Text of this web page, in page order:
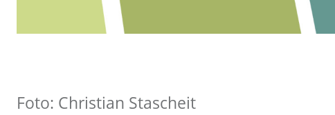
Foto: Christian Stascheit